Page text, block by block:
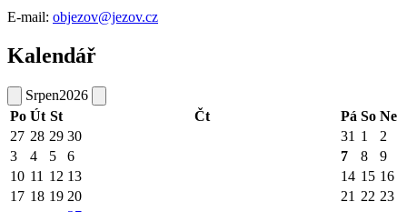
E-mail: objezov@jezov.cz
Kalendář
Srpen2026
Po Út St Čt Pá So Ne
27 28 29 30 31 1
2
3
4 5 6 7 8
9
10 11 12 13 14 15 16
17 18 19 20 21 22 23